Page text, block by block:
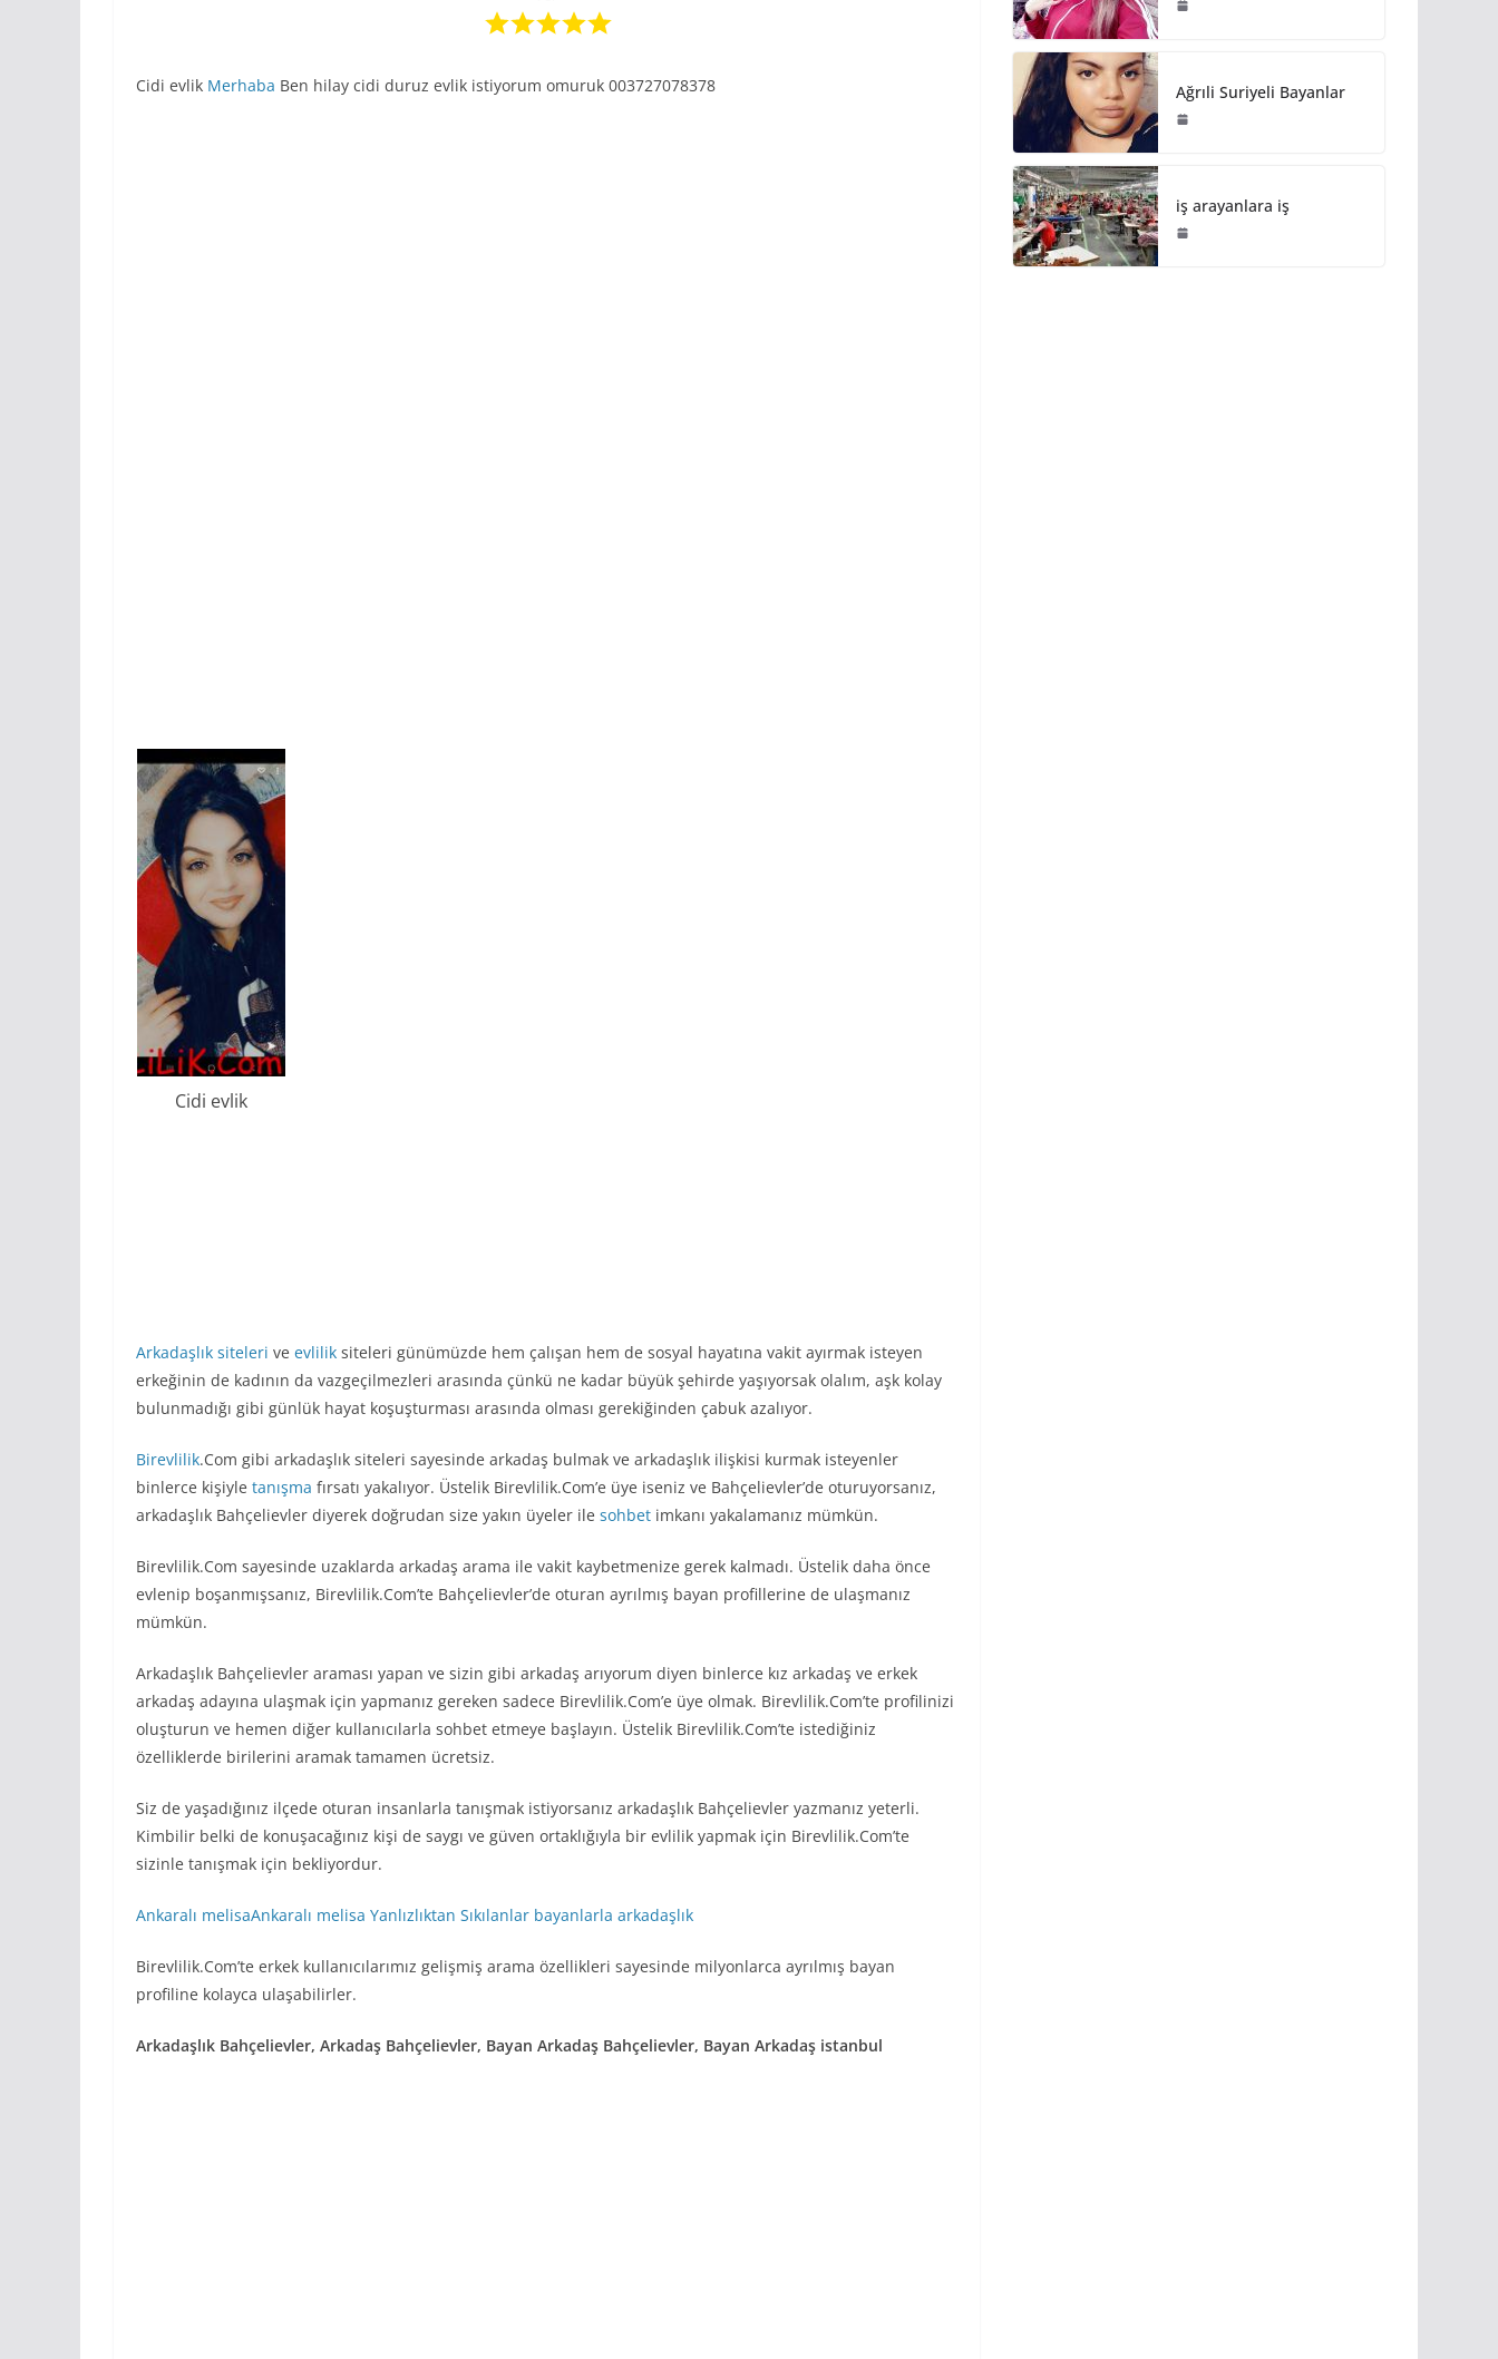
Cidi evlik Merhaba Ben hilay cidi duruz evlik istiyorum omuruk 003727078378
Cidi evlik
Arkadaşlık siteleri ve evlilik siteleri günümüzde hem çalışan hem de sosyal hayatına vakit ayırmak isteyen
erkeğinin de kadının da vazgeçilmezleri arasında çünkü ne kadar büyük şehirde yaşıyorsak olalım, aşk kolay
bulunmadığı gibi günlük hayat koşuşturması arasında olması gerekiğinden çabuk azalıyor.
Birevlilik.Com gibi arkadaşlık siteleri sayesinde arkadaş bulmak ve arkadaşlık ilişkisi kurmak isteyenler
binlerce kişiyle tanışma fırsatı yakalıyor. Üstelik Birevlilik.Com’e üye iseniz ve Bahçelievler’de oturuyorsanız,
arkadaşlık Bahçelievler diyerek doğrudan size yakın üyeler ile sohbet imkanı yakalamanız mümkün.
Birevlilik.Com sayesinde uzaklarda arkadaş arama ile vakit kaybetmenize gerek kalmadı. Üstelik daha önce
evlenip boşanmışsanız, Birevlilik.Com’te Bahçelievler’de oturan ayrılmış bayan profillerine de ulaşmanız
mümkün.
Arkadaşlık Bahçelievler araması yapan ve sizin gibi arkadaş arıyorum diyen binlerce kız arkadaş ve erkek
arkadaş adayına ulaşmak için yapmanız gereken sadece Birevlilik.Com’e üye olmak. Birevlilik.Com’te profilinizi
oluşturun ve hemen diğer kullanıcılarla sohbet etmeye başlayın. Üstelik Birevlilik.Com’te istediğiniz
özelliklerde birilerini aramak tamamen ücretsiz.
Siz de yaşadığınız ilçede oturan insanlarla tanışmak istiyorsanız arkadaşlık Bahçelievler yazmanız yeterli.
Kimbilir belki de konuşacağınız kişi de saygı ve güven ortaklığıyla bir evlilik yapmak için Birevlilik.Com’te
sizinle tanışmak için bekliyordur.
Ankaralı melisaAnkaralı melisa Yanlızlıktan Sıkılanlar bayanlarla arkadaşlık
Birevlilik.Com’te erkek kullanıcılarımız gelişmiş arama özellikleri sayesinde milyonlarca ayrılmış bayan
profiline kolayca ulaşabilirler.
Arkadaşlık Bahçelievler, Arkadaş Bahçelievler, Bayan Arkadaş Bahçelievler, Bayan Arkadaş istanbul
Ağrıli Suriyeli Bayanlar
iş arayanlara iş